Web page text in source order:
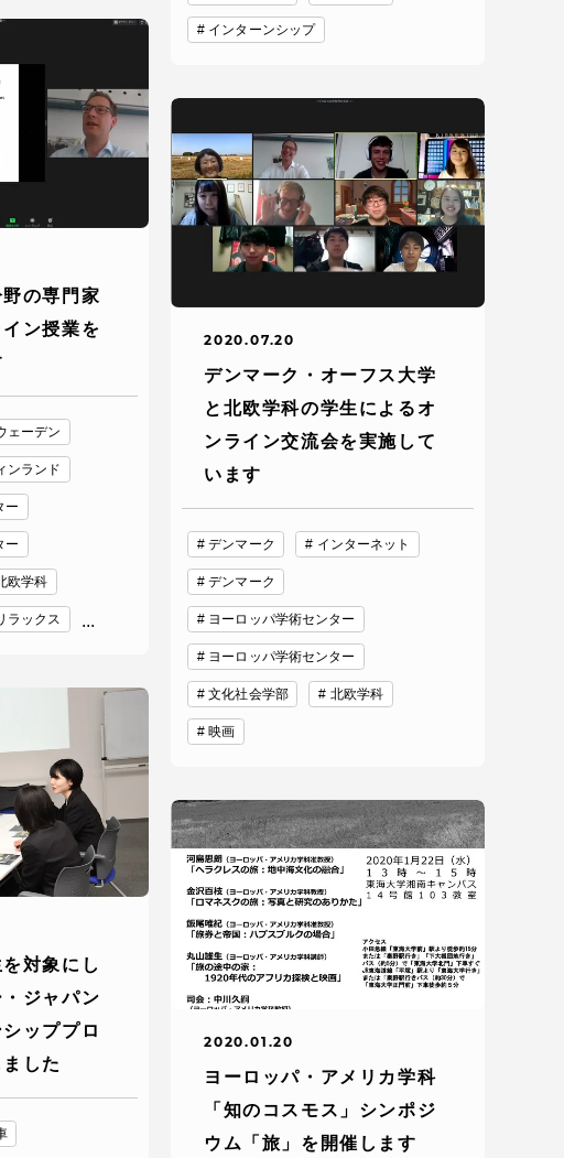
インターンシップ
の専門家
ン授業を
ェーデン
ンランド
ー
ー
欧学科
ラックス ...
2020.07.20
デンマーク・オーフス大学
と北欧学科の学生によるオ
ンライン交流会を実施して
います
デンマーク インターネット
デンマーク
ヨーロッパ学術センター
ヨーロッパ学術センター
文化社会学部 北欧学科
映画
対象にし
ジャパン
ッププロ
した
2020.01.20
ヨーロッパ・アメリカ学科
「知のコスモス」シンポジ
ウム「旅」を開催します
各種情報・お問い合わせ
サイト閲覧環境
免責事項
お問い合わせ
情報の公表